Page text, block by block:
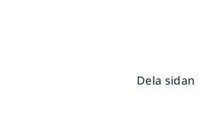
Dela sidan